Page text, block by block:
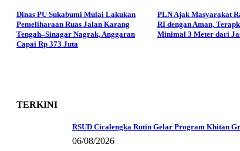
Dinas PU Sukabumi Mulai Lakukan
Pemeliharaan Ruas Jalan Karang
Tengah–Sinagar Nagrak, Anggaran
Capai Rp 373 Juta
PLN Ajak Masyarakat
RI dengan Aman,
Minimal 3 Meter dari
TERKINI
RSUD Cicalengka Rutin Gelar Program Khitan
06/08/2026